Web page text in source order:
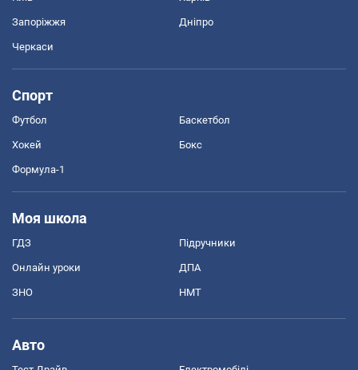
Запоріжжя Дніпро
Черкаси
Спорт
Футбол Баскетбол
Хокей Бокс
Формула-1
Моя школа
ГДЗ Підручники
Онлайн уроки ДПА
ЗНО НМТ
Авто